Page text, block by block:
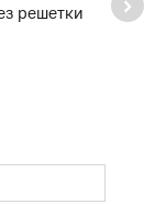
решетки